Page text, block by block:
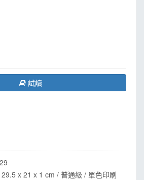
試讀
x 21 x 1 cm / 普通級 / 單色印刷